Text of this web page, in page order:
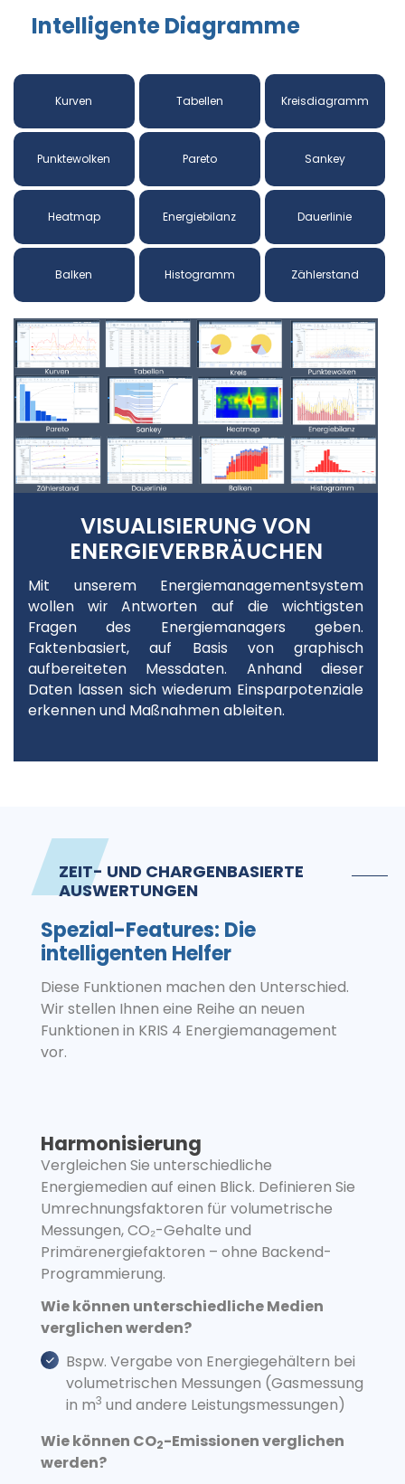
Intelligente Diagramme
Kurven Tabellen Kreisdiagramm
Punktewolken Pareto Sankey
Heatmap Energiebilanz Dauerlinie
Balken Histogramm Zählerstand
VISUALISIERUNG VON
ENERGIEVERBRÄUCHEN
Mit unserem Energiemanagementsystem
wollen wir Antworten auf die wichtigsten
Fragen des Energiemanagers geben.
Faktenbasiert, auf Basis von graphisch
aufbereiteten Messdaten. Anhand dieser
Daten lassen sich wiederum Einsparpotenziale
erkennen und Maßnahmen ableiten.
ZEIT- UND CHARGENBASIERTE
AUSWERTUNGEN
Spezial-Features: Die
intelligenten Helfer
Diese Funktionen machen den Unterschied.
Wir stellen Ihnen eine Reihe an neuen
Funktionen in KRIS 4 Energiemanagement
vor.
Harmonisierung
Vergleichen Sie unterschiedliche
Energiemedien auf einen Blick. Definieren Sie
Umrechnungsfaktoren für volumetrische
Messungen, CO₂-Gehalte und
Primärenergiefaktoren – ohne Backend-
Programmierung.
Wie können unterschiedliche Medien
verglichen werden?
Bspw. Vergabe von Energiegehältern bei
volumetrischen Messungen (Gasmessung
in m3 und andere Leistungsmessungen)
Wie können CO2-Emissionen verglichen
werden?